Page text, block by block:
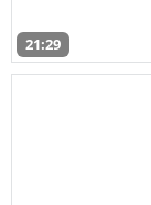
21:29